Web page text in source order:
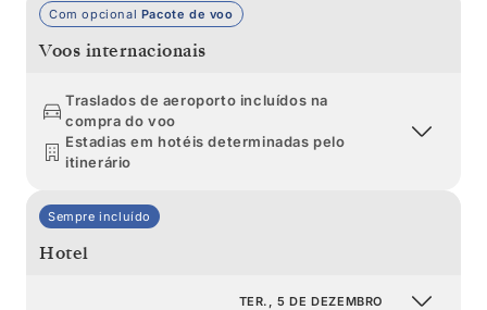
Com opcional Pacote de voo
Voos internacionais
Traslados de aeroporto incluídos na
compra do voo
Estadias em hotéis determinadas pelo
itinerário
Sempre incluído
Hotel
TER., 5 DE DEZEMBRO